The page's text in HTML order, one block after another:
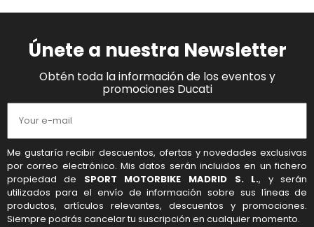
Únete a nuestra Newsletter
Obtén toda la información de los eventos y
promociones Ducati
Me gustaría recibir descuentos, ofertas y novedades exclusivas
por correo electrónico. Mis datos serán incluidos en un fichero
propiedad de SPORT MOTORBIKE MADRID S. L., y serán
utilizados para el envío de información sobre sus líneas de
productos, artículos relevantes, descuentos y promociones.
Siempre podrás cancelar tu suscripción en cualquier momento.